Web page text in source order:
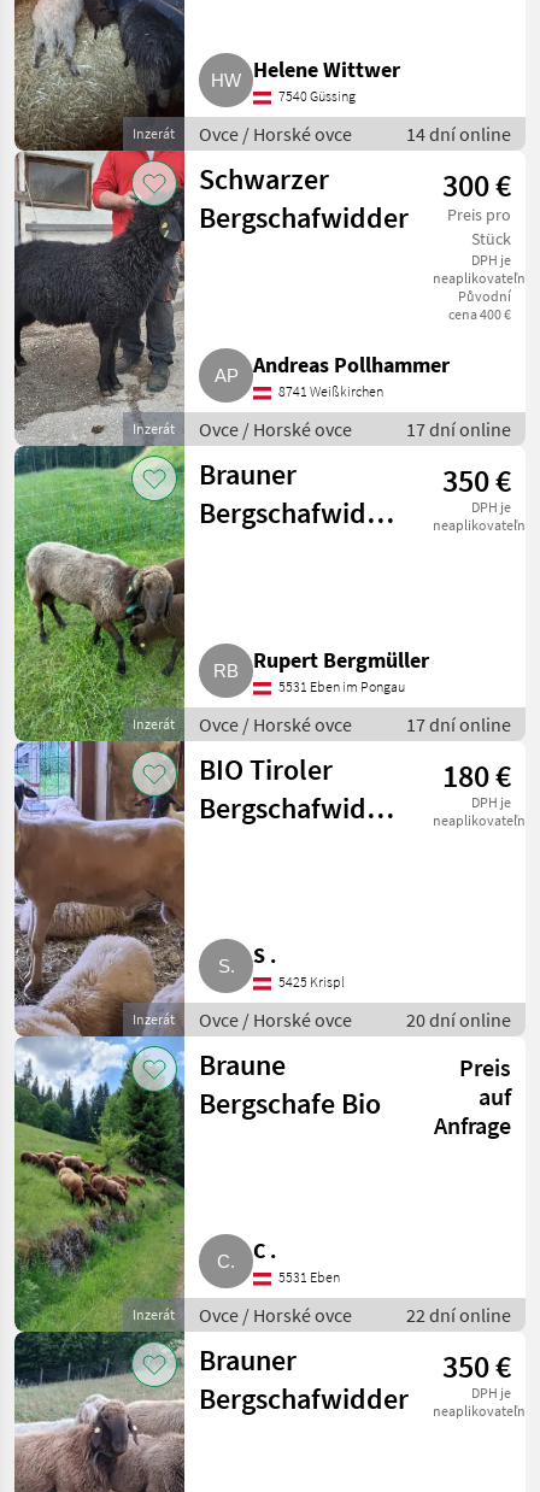
Inzerát
Helene Wittwer
7540 Güssing
Ovce / Horské ovce 14 dní online
Inzerát
Schwarzer
Bergschafwidder
300 €
Preis pro
Stück
DPH je
neaplikovateľné
Původní
cena 400 €
Andreas Pollhammer
8741 Weißkirchen
Ovce / Horské ovce 17 dní online
Inzerát
Brauner
Bergschafwidder
350 €
DPH je
neaplikovateľné
Rupert Bergmüller
5531 Eben im Pongau
Ovce / Horské ovce 17 dní online
Inzerát
BIO Tiroler
Bergschafwidder
180 €
DPH je
neaplikovateľné
S .
5425 Krispl
Ovce / Horské ovce 20 dní online
Inzerát
Braune
Bergschafe Bio
Preis
auf
Anfrage
C .
5531 Eben
Ovce / Horské ovce 22 dní online
Brauner
Bergschafwidder
350 €
DPH je
neaplikovateľné